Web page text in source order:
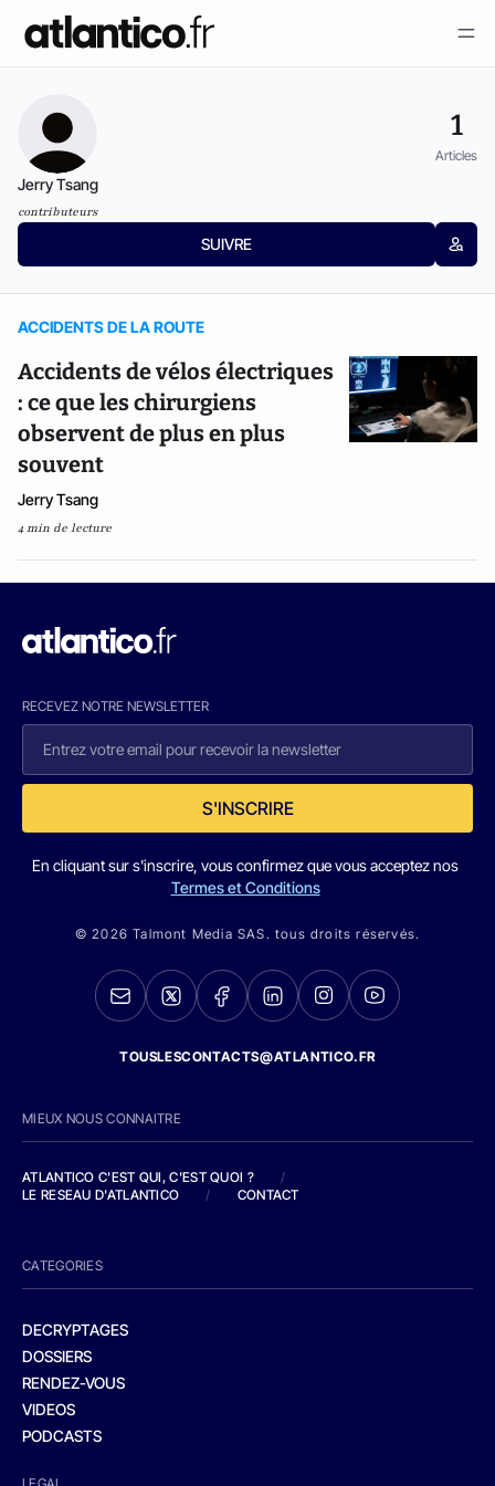
1
Articles
Jerry Tsang
contributeurs
SUIVRE
ACCIDENTS DE LA ROUTE
Accidents de vélos électriques
: ce que les chirurgiens
observent de plus en plus
souvent
Jerry Tsang
4 min de lecture
RECEVEZ NOTRE NEWSLETTER
S'INSCRIRE
En cliquant sur s'inscrire, vous confirmez que vous acceptez nos
Termes et Conditions
© 2026 Talmont Media SAS. tous droits réservés.
TOUSLESCONTACTS@ATLANTICO.FR
MIEUX NOUS CONNAITRE
ATLANTICO C'EST QUI, C'EST QUOI ?
/
LE RESEAU D'ATLANTICO
/ CONTACT
CATEGORIES
DECRYPTAGES
DOSSIERS
RENDEZ-VOUS
VIDEOS
PODCASTS